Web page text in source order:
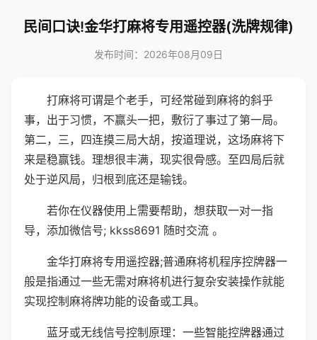
民间口诀!金华打麻将专用遥控器(洗牌规律)
发布时间：2026年08月09日
打麻将可谓是个老手，可经常碰到麻将的斜乎
事，出于习惯，不赢头一把，敷衍了事过了第一局。
第二，三，四连摸三局大胡，按道理说，这场麻将下
来是稳赢钱。理想很丰满，现实很骨感。至四局后就
处于逆风局，归根到底还是输钱。
若你在仪器使用上需要帮助，想获取一对一指
导，添加微信号; kkss8691 随时交流 。
金华打麻将专用遥控器;普通麻将机程序控牌器一
般是指通过一些无需对麻将机进行复杂安装操作就能
实现控制麻将牌功能的设备或工具。
蓝牙或无线信号控制原理：一些智能控牌器通过